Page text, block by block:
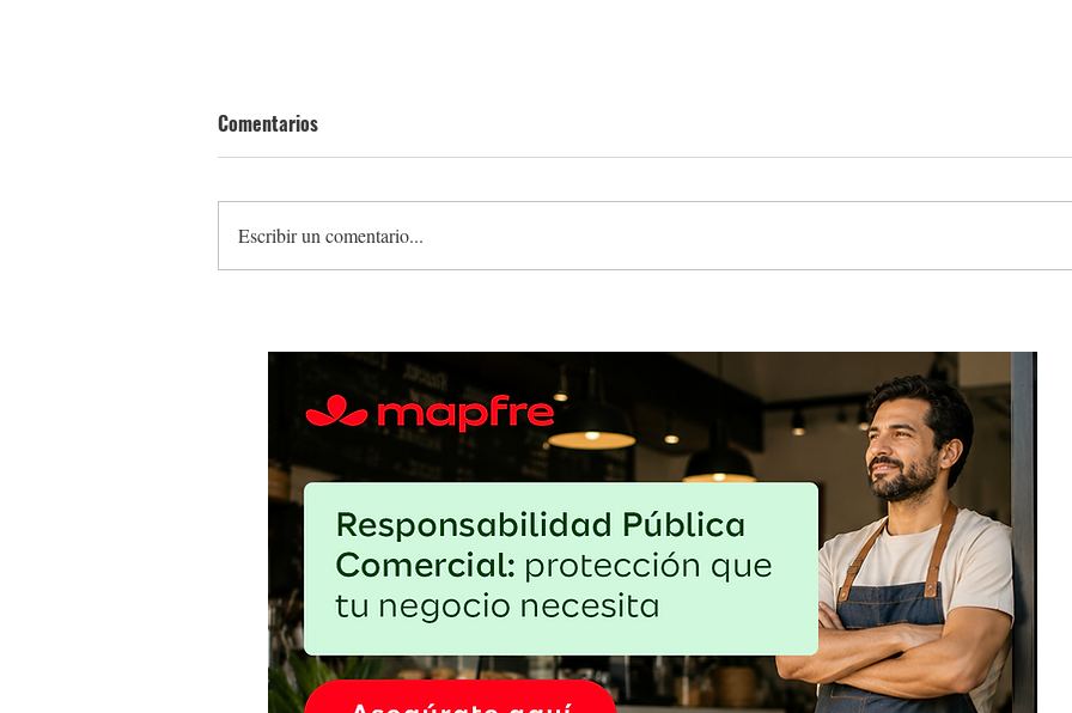
El huevo barato puede salir caro: cómo
proteger el margen sin debilitar el
abasto local
Sin gluten, pero con estrategia: una
oportunidad que exige más que cambiar
Comentarios
Escribir un comentario...